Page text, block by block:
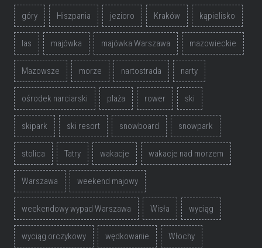
góry Hiszpania jezioro Kraków kąpielisko
las majówka majówka Warszawa mazowieckie
Mazowsze morze nartostrada narty
ośrodek narciarski plaża rower ski
skipark ski resort snowboard snowpark
stolica Tatry wakacje wakacje nad morzem
Warszawa weekend majowy
weekendowy wypad Warszawa Wisła wyciąg
wyciąg orczykowy wędkowanie Włochy